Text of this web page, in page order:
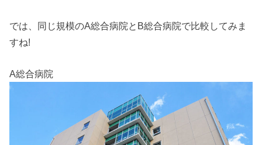
では、同じ規模のA総合病院とB総合病院で比較してみま
すね!
A総合病院